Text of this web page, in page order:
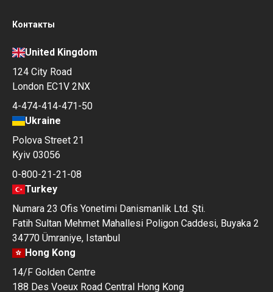
Контакты
United Kingdom
124 City Road
London EC1V 2NX
4-474-414-471-50
Ukraine
Polova Street 21
Kyiv 03056
0-800-21-21-08
Turkey
Numara 23 Ofis Yonetimi Danismanlik Ltd. Şti.
Fatih Sultan Mehmet Mahallesi Poligon Caddesi, Buyaka 2
34770 Ümraniye, Istanbul
Hong Kong
14/F Golden Centre
188 Des Voeux Road Central Hong Kong